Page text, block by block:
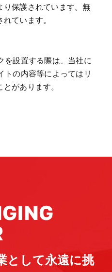
り保護されています。無
ています。
を設置する際は、当社に
トの内容等によってはリ
があります。
として永遠に挑